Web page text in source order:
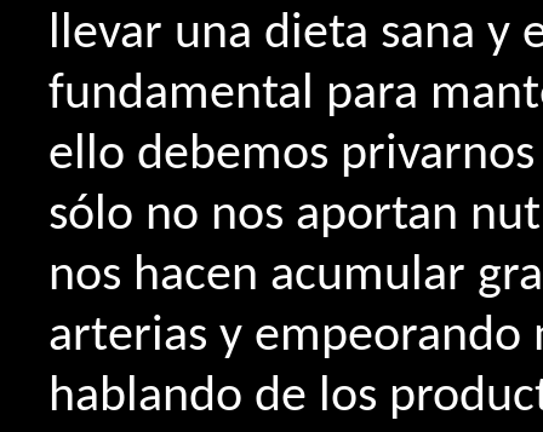
llevar una dieta sana y
fundamental para
ello debemos
sólo no nos aportan
nos hacen acumular
arterias y empeorando
hablando de los